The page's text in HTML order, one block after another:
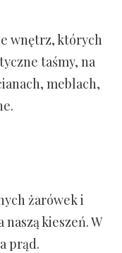
wnętrz, których
taśmy, na
meblach,
żarówek i
kieszeń. W
prąd.